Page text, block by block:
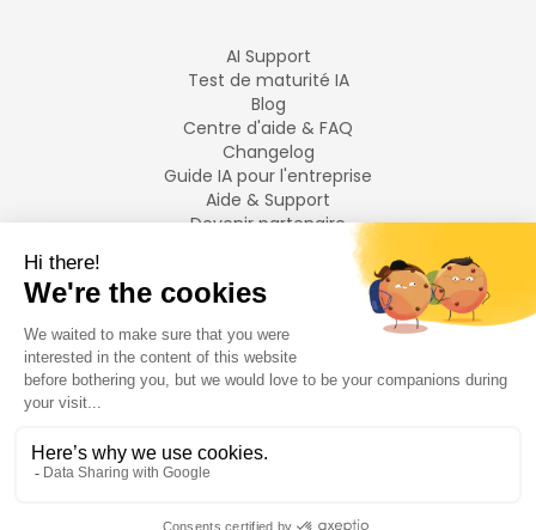
AI Support
Test de maturité IA
Blog
Centre d'aide & FAQ
Changelog
Guide IA pour l'entreprise
Aide & Support
Devenir partenaire
LANGUES
Français
English
2026Swiftask. Tous droits réservés.